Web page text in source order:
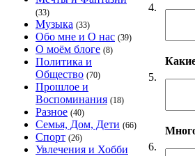
(33)
Музыка (33)
Обо мне и О нас (39)
О моём блоге (8)
Политика и
Общество (70)
Прошлое и
Воспоминания (18)
Разное (40)
Семья, Дом, Дети (66)
Спорт (26)
Увлечения и Хобби
4.
5.
6.